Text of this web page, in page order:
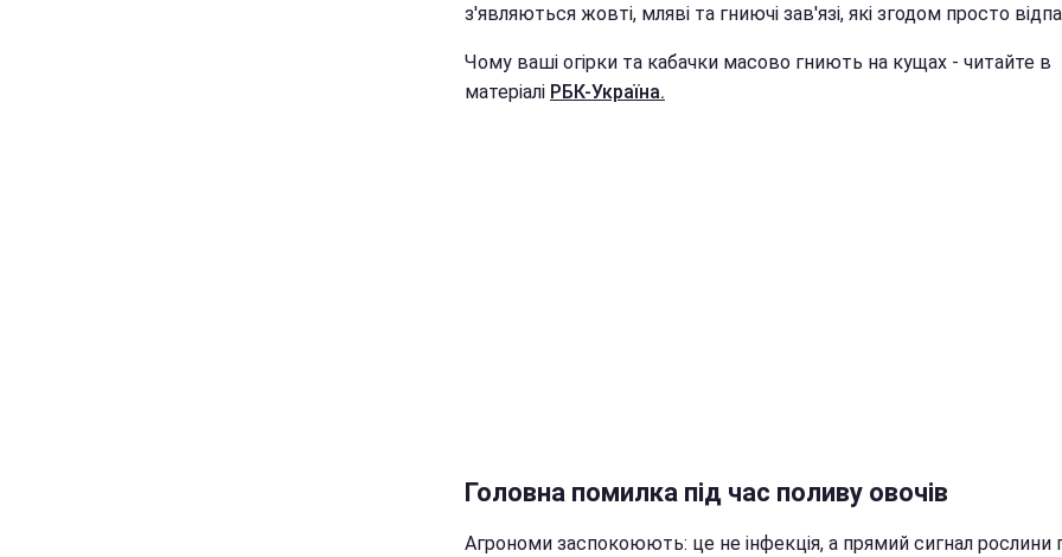
з'являються жовті, мляві та гниючі зав'язі, які згодом просто
Чому ваші огірки та кабачки масово гниють на кущах - читайте в
матеріалі РБК-Україна.
Головна помилка під час поливу овочів
Агрономи заспокоюють: це не інфекція, а прямий сигнал рослини